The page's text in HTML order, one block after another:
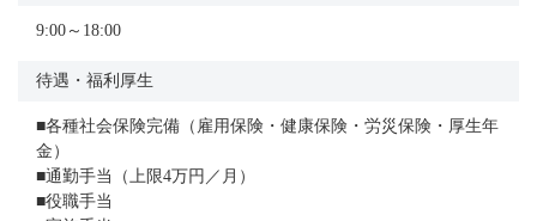
9:00～18:00
待遇・福利厚生
■各種社会保険完備（雇用保険・健康保険・労災保険・厚生年
金）
■通勤手当（上限4万円／月）
■役職手当